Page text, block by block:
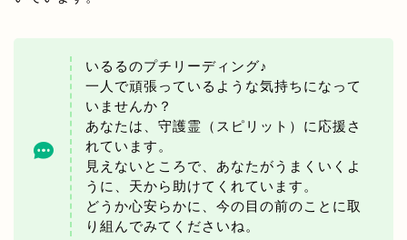
いるるのプチリーディング♪
一人で頑張っているような気持ちになって
いませんか？
あなたは、守護霊（スピリット）に応援さ
れています。
見えないところで、あなたがうまくいくよ
うに、天から助けてくれています。
どうか心安らかに、今の目の前のことに取
り組んでみてくださいね。